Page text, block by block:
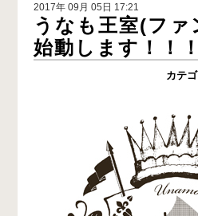
2017年 09月 05日 17:21
うなも王室(ファ
始動します！！！
カテ